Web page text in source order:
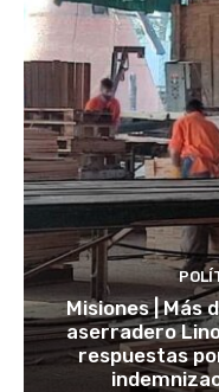
Misiones | Más
aserradero
respuestas